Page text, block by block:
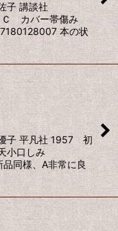
子 講談社
Ｃ カバー帯傷み
本の状
子 平凡社 1957 初
小口しみ
同様、A非常に良